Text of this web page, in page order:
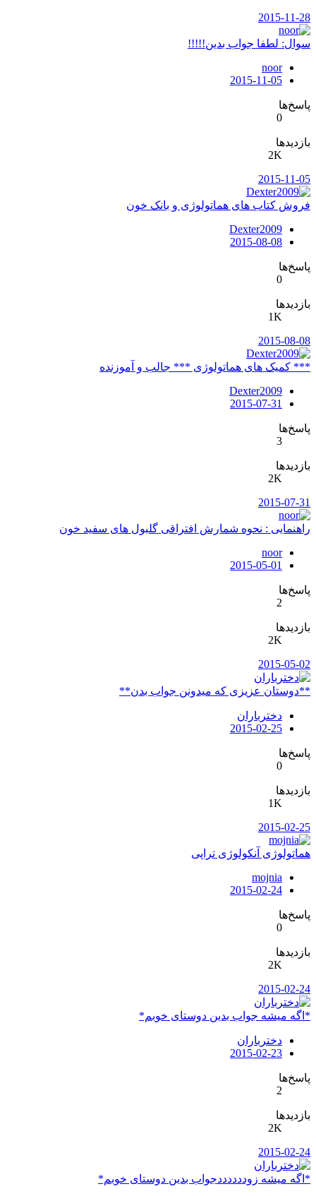
2015-11-28
سوال: لطفا جواب بدین!!!!!
noor
2015-11-05
پاسخ‌ها
0
بازدیدها
2K
2015-11-05
فروش کتاب های هماتولوژی و بانک خون
Dexter2009
2015-08-08
پاسخ‌ها
0
بازدیدها
1K
2015-08-08
*** کمیک های هماتولوژی *** جالب و آموزنده
Dexter2009
2015-07-31
پاسخ‌ها
3
بازدیدها
2K
2015-07-31
راهنمایی : نحوه شمارش افتراقی گلبول های سفید خون
noor
2015-05-01
پاسخ‌ها
2
بازدیدها
2K
2015-05-02
**دوستان عزیزی که میدونن جواب بدن**
دخترباران
2015-02-25
پاسخ‌ها
0
بازدیدها
1K
2015-02-25
هماتولوژی آنکولوژی تراپی
mojnia
2015-02-24
پاسخ‌ها
0
بازدیدها
2K
2015-02-24
*اگه میشه جواب بدین دوستای خوبم*
دخترباران
2015-02-23
پاسخ‌ها
2
بازدیدها
2K
2015-02-24
*اگه میشه زوددددددجواب بدین دوستای خوبم*